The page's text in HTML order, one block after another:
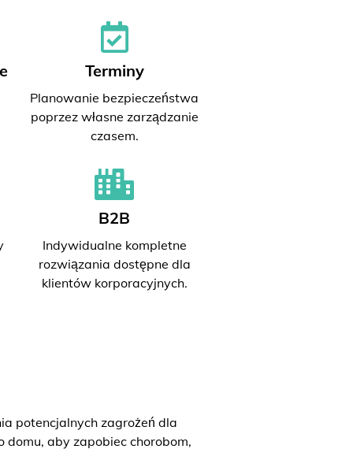
Terminy
Planowanie bezpieczeństwa
poprzez własne zarządzanie
czasem.
B2B
Indywidualne kompletne
rozwiązania dostępne dla
klientów korporacyjnych.
potencjalnych zagrożeń dla
domu, aby zapobiec chorobom,